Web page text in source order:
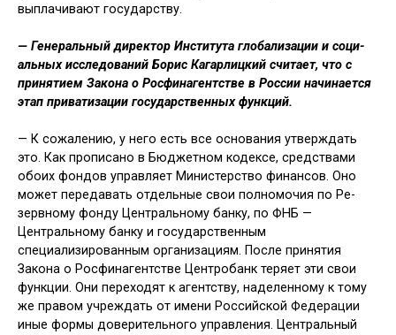
выплачивают государству.
— Генеральный директор Ин­ститута глобализации и соци­
альных исследований Борис Кагарлицкий считает, что с
при­нятием Закона о Росфинагентстве в России начинается
этап приватизации государственных функций.
— К сожалению, у него есть все ос­нования утверждать
это. Как прописа­но в Бюджетном кодексе, средствами
обоих фондов управляет Министер­ство финансов. Оно
может передавать отдельные свои полномочия по Ре­
зервному фонду Центральному банку, по ФНБ —
Центральному банку и го­сударственным
специализированным организациям. После принятия
Закона о Росфинагентстве Центробанк теряет эти свои
функции. Они переходят к агентству, наделенному к тому
же пра­вом учреждать от имени Российской Федерации
иные формы доверитель­ного управления. Центральный